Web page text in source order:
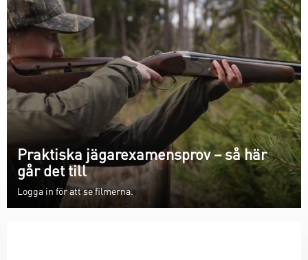
Praktiska jägarexamensprov – så här
går det till
Logga in för att se filmerna.